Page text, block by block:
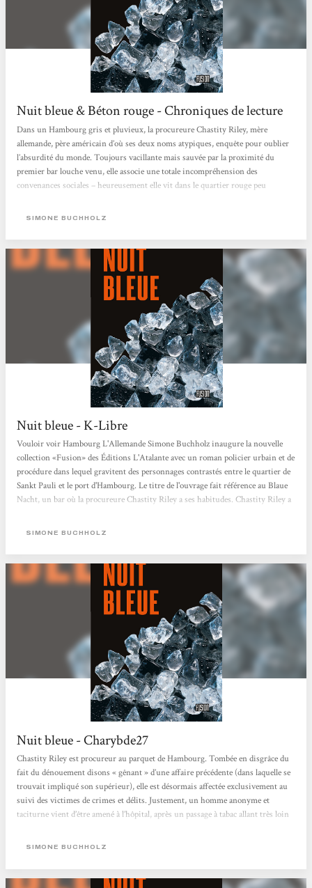
Nuit bleue & Béton rouge - Chroniques de lecture
Dans un Hambourg gris et pluvieux, la procureure Chastity Riley, mère
allemande, père américain d’où ses deux noms atypiques, enquête pour oublier
l’absurdité du monde. Toujours vacillante mais sauvée par la proximité du
premier bar louche venu, elle associe une totale incompréhension des
convenances sociales – heureusement elle vit dans le quartier rouge peu
perspicacité teintée d’empathie plus handicapante qu’autre chose. À ce cocktail,
SIMONE BUCHHOLZ
Nuit bleue - K-Libre
Vouloir voir Hambourg L'Allemande Simone Buchholz inaugure la nouvelle
collection «Fusion» des Éditions L'Atalante avec un roman policier urbain et de
procédure dans lequel gravitent des personnages contrastés entre le quartier de
Sankt Pauli et le port d'Hambourg. Le titre de l'ouvrage fait référence au Blaue
Nacht, un bar où la procureure Chastity Riley a ses habitudes. Chastity Riley a
principalement à travers des chapitres intercalaires où se succèdent leurs
SIMONE BUCHHOLZ
Nuit bleue - Charybde27
Chastity Riley est procureur au parquet de Hambourg. Tombée en disgrâce du
fait du dénouement disons « gênant » d’une affaire précédente (dans laquelle se
trouvait impliqué son supérieur), elle est désormais affectée exclusivement au
suivi des victimes de crimes et délits. Justement, un homme anonyme et
taciturne vient d’être amené à l’hôpital, après un passage à tabac allant très loin
à nouer une forme...
SIMONE BUCHHOLZ